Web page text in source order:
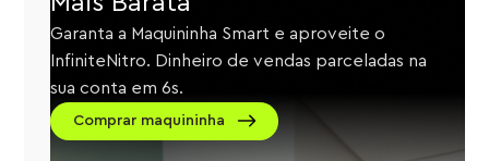
Garanta a Maquininha Smart e aproveite o
InfiniteNitro. Dinheiro de vendas parceladas na
sua conta em 6s.
Comprar maquininha